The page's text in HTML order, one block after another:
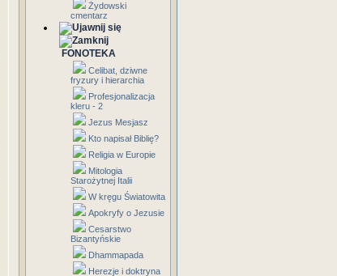
Żydowski
cmentarz
FONOTEKA
Celibat, dziwne
fryzury i hierarchia
Profesjonalizacja
kleru - 2
Jezus Mesjasz
Kto napisał Biblię?
Religia w Europie
Mitologia
Starożytnej Italii
W kręgu Światowita
Apokryfy o Jezusie
Cesarstwo
Bizantyńskie
Dhammapada
Herezje i doktryna